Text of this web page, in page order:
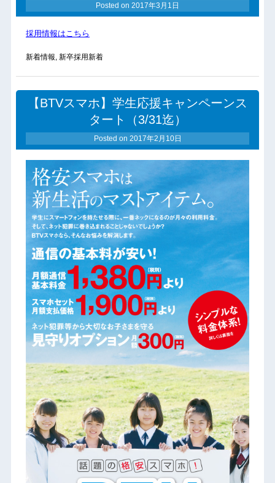
Posted on 2017年3月1日
採用情報はこちら
新着情報, 新卒採用新着
【BTVスマホ】学生応援キャンペーンス
タート（3/31迄）
Posted on 2017年2月10日